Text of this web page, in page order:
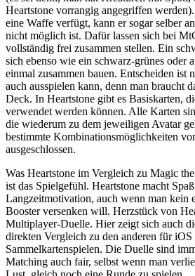
Heartstone vorrangig angegriffen
eine Waffe verfügt, kann er sogar selber
nicht möglich ist. Dafür lassen sich bei
vollständig frei zusammen stellen. Ein
sich ebenso wie ein schwarz-grünes oder
einmal zusammen bauen. Entscheiden ist
auch ausspielen kann, denn man braucht
Deck. In Heartstone gibt es Basiskarten,
verwendet werden können. Alle Karten
die wiederum zu dem jeweiligen Avatar
bestimmte Kombinationsmöglichkeiten
ausgeschlossen.
Was Heartstone im Vergleich zu Magic
ist das Spielgefühl. Heartstone macht
Langzeitmotivation, auch wenn man kein
Booster versenken will. Herzstück von
Multiplayer-Duelle. Hier zeigt sich auch
direkten Vergleich zu den anderen für iOS
Sammelkartenspielen. Die Duelle sind
Matching auch fair, selbst wenn man